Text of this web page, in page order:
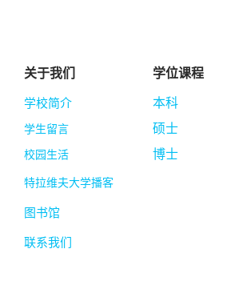
关于我们
学校简介
学生留言
校园生活
特拉维夫大学播客
图书馆
联系我们
学位课程
本科
硕士
博士